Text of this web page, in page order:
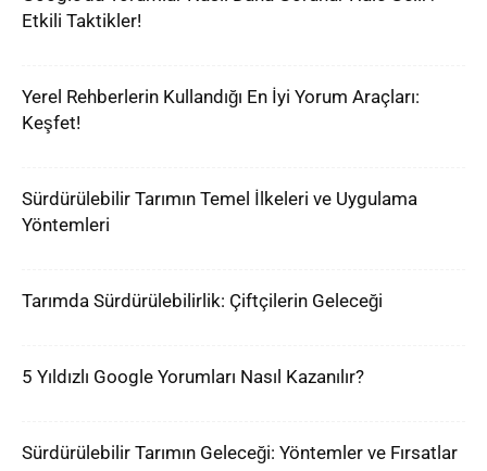
Etkili Taktikler!
Yerel Rehberlerin Kullandığı En İyi Yorum Araçları:
Keşfet!
Sürdürülebilir Tarımın Temel İlkeleri ve Uygulama
Yöntemleri
Tarımda Sürdürülebilirlik: Çiftçilerin Geleceği
5 Yıldızlı Google Yorumları Nasıl Kazanılır?
Sürdürülebilir Tarımın Geleceği: Yöntemler ve Fırsatlar